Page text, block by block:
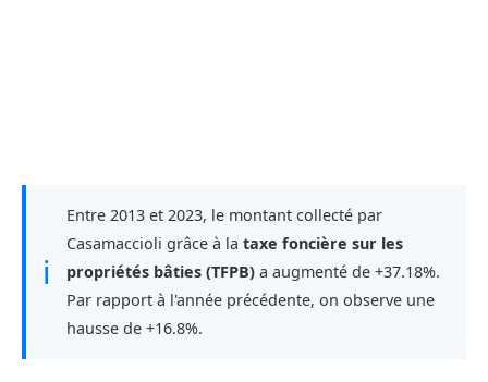
ℹ
Entre 2013 et 2023, le montant collecté par
Casamaccioli grâce à la taxe foncière sur les
propriétés bâties (TFPB) a augmenté de +37.18%.
Par rapport à l'année précédente, on observe une
hausse de +16.8%.